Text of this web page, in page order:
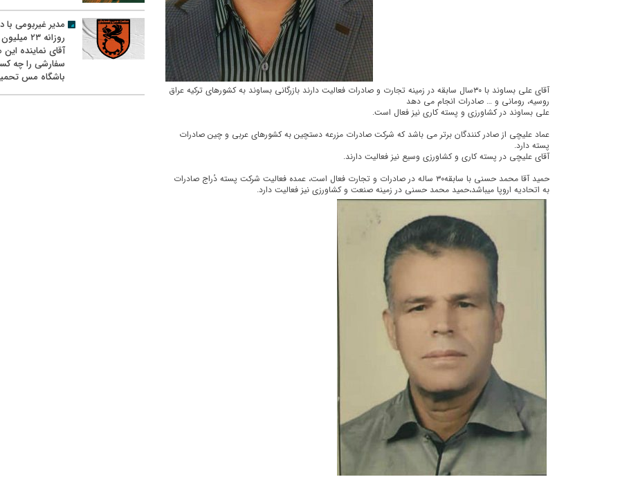
آقای علی بساوند با ۳۰سال سابقه در زمینه تجارت و صادرات فعالیت دارند بازرگانی بساوند به کشورهای ترکیه عراق
روسیه، رومانی و … صادرات انجام می دهد
علی بساوند در کشاورزی و پسته کاری نیز فعال است.
عماد علیچی از صادر کنندگان برتر می باشد که شرکت صادرات مزرعه دستچین به کشورهای عربی و چین صادرات
پسته دارد.
آقای علیچی در پسته کاری و کشاورزی وسیع نیز فعالیت دارند.
حمید آقا محمد حسنی با سابقه۳۰ ساله در صادرات و تجارت فعال است، عمده فعالیت شرکت پسته دُراج صادرات
به اتحادیه اروپا میباشد،حمید محمد حسنی در زمینه صنعت و کشاورزی نیز فعالیت دارد.
مدیر غیربومی با
روزانه ۲۳
آقای نماینده این
سفارشی را چه
باشگاه مس